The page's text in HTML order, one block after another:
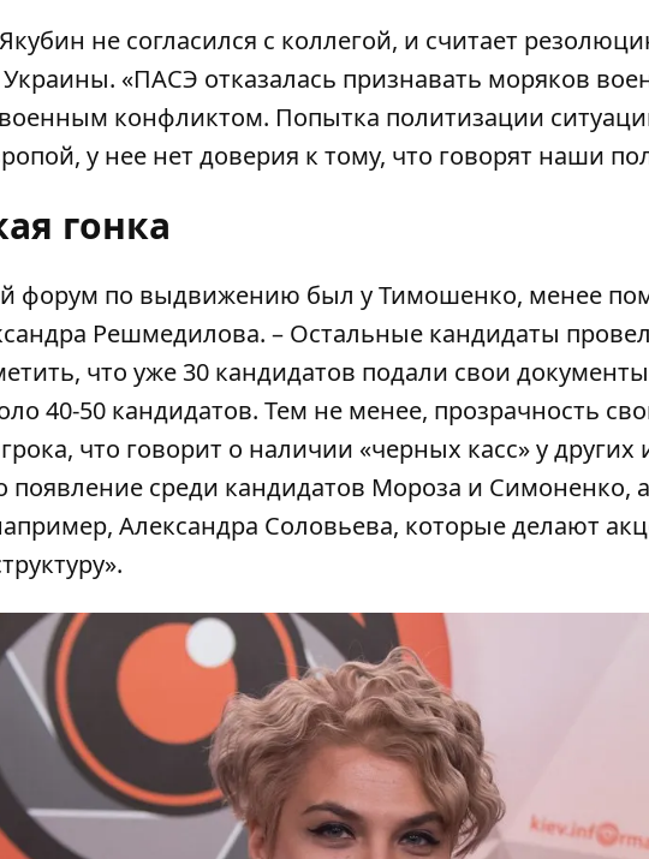
не согласился с коллегой, и считает
«ПАСЭ отказалась признавать моряков
конфликтом. Попытка политизации
у нее нет доверия к тому, что говорят наши
гонка
форум по выдвижению был у Тимошенко, менее
Решмедилова. – Остальные кандидаты
что уже 30 кандидатов подали свои
40-50 кандидатов. Тем не менее, прозрачность
что говорит о наличии «черных касс» у других
среди кандидатов Мороза и Симоненко,
Александра Соловьева, которые делают